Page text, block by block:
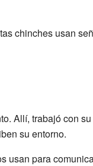
chinches usan
Allí, trabajó con
su entorno.
usan para